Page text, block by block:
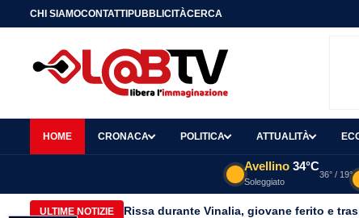
CHI SIAMOCONTATTIPUBBLICITÀCERCA
HOME CRONACA POLITICA ATTUALITÀ
Avellino 34°C
Soleggiato
36° / 19°
ULTIME NOTIZIE Rissa durante Vinalia, giovane ferito e